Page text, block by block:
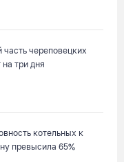
часть череповецких
три дня
котельных к
превысила 65%